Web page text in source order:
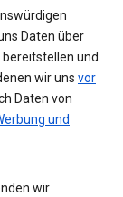
Daten über
und
wir uns vor
Daten von
und
wir